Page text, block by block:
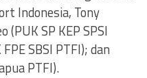
Indonesia, Tony
(PUK SP KEP SPSI
SBSI PTFI); dan
PTFI).